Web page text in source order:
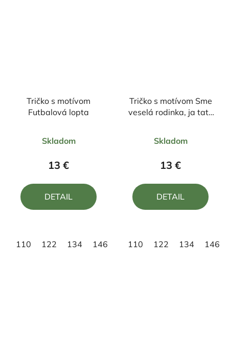
Tričko s motívom
Futbalová lopta
hodnotenie
produktu
4,0
z
Skladom
13 €
DETAIL
110 122 134 146 158
Tričko s motívom Sme
veselá rodinka, ja tato
hodnotenie
produktu
5,0
z
Skladom
13 €
DETAIL
110 122 134 146